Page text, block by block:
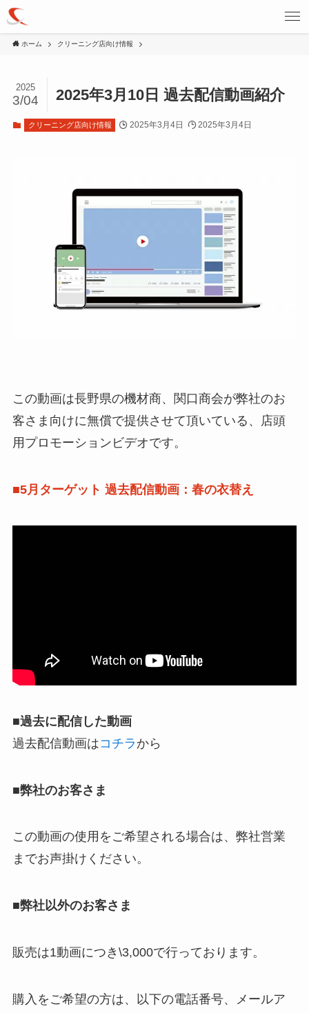
ホーム クリーニング店向け情報
2025年3月10日 過去配信動画紹介
2025
3/04
クリーニング店向け情報 2025年3月4日 2025年3月4日
この動画は長野県の機材商、関口商会が弊社のお
客さま向けに無償で提供させて頂いている、店頭
用プロモーションビデオです。
■5月ターゲット 過去配信動画：春の衣替え
■過去に配信した動画
過去配信動画はコチラ から
■弊社のお客さま
この動画の使用をご希望される場合は、弊社営業
までお声掛けください。
■弊社以外のお客さま
販売は1動画につき\3,000で行っております。
購入をご希望の方は、以下の電話番号、メールア